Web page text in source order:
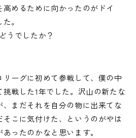
めるために向かったのがドイ
。
うでしたか？
ーグに初めて参戦して、僕の中
戦した1年でした。沢山の新たな
まだそれを自分の物に出来てな
こに気付けた、というのがやは
ったのかなと思います。